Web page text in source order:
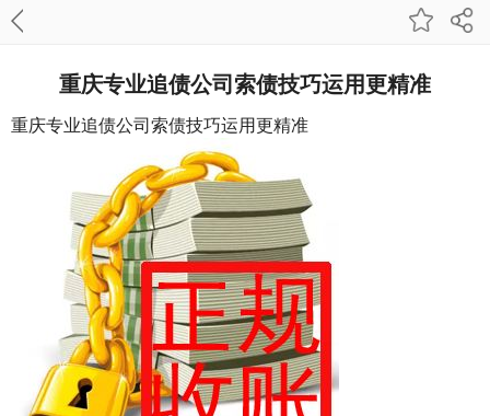
重庆专业追债公司​索债技巧运用更精准
重庆专业追债公司索债技巧运用更精准